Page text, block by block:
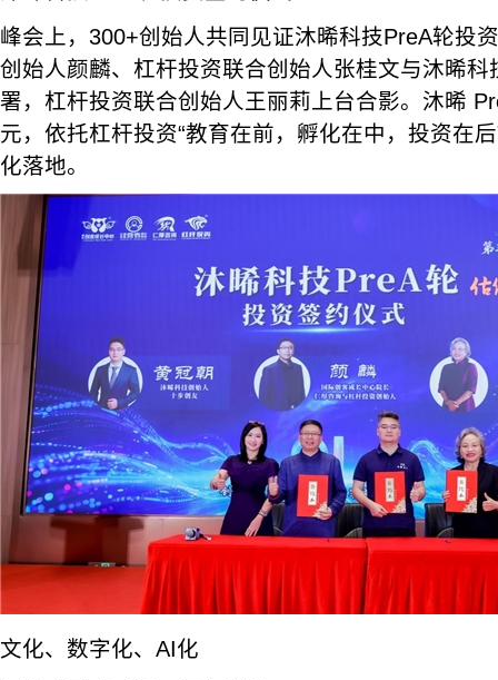
峰会上，300+创始人共同见证沐晞科技PreA轮投
创始人颜麟、杠杆投资联合创始人张桂文与沐晞
署，杠杆投资联合创始人王丽莉上台合影。沐晞
元，依托杠杆投资“教育在前，孵化在中，投资在
化落地。
文化、数字化、AI化